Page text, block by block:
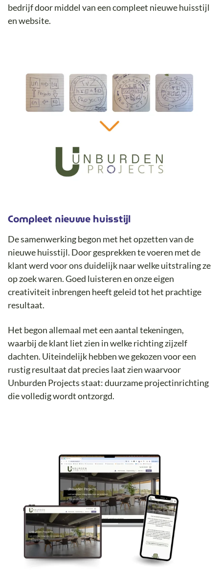
bedrijf door middel van een compleet nieuwe huisstijl
en website.
Compleet nieuwe huisstijl
De samenwerking begon met het opzetten van de
nieuwe huisstijl. Door gesprekken te voeren met de
klant werd voor ons duidelijk naar welke uitstraling ze
op zoek waren. Goed luisteren en onze eigen
creativiteit inbrengen heeft geleid tot het prachtige
resultaat.
Het begon allemaal met een aantal tekeningen,
waarbij de klant liet zien in welke richting zijzelf
dachten. Uiteindelijk hebben we gekozen voor een
rustig resultaat dat precies laat zien waarvoor
Unburden Projects staat: duurzame projectinrichting
die volledig wordt ontzorgd.